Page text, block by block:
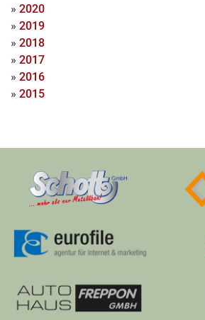
» 2020
» 2019
» 2018
» 2017
» 2016
» 2015